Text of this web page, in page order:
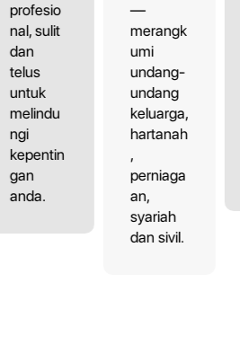
profesio
nal, sulit
dan
telus
untuk
melindu
ngi
kepentin
gan
anda.
—
merangk
umi
undang-
undang
keluarga,
hartanah
,
perniaga
an,
syariah
dan sivil.